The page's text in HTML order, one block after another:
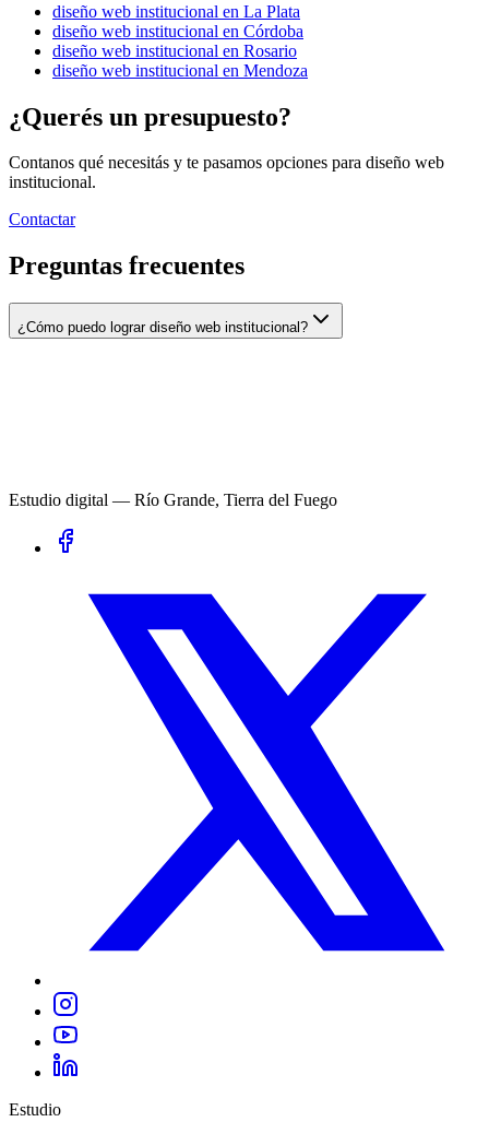
diseño web institucional en La Plata
diseño web institucional en Córdoba
diseño web institucional en Rosario
diseño web institucional en Mendoza
¿Querés un presupuesto?
Contanos qué necesitás y te pasamos opciones para diseño web
institucional.
Contactar
Preguntas frecuentes
¿Cómo puedo lograr diseño web institucional?
Estudio digital — Río Grande, Tierra del Fuego
Estudio